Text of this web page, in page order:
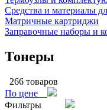
Средства и материалы
Матричные картриджи
Заправочные наборы и
Тонеры
266 товаров
По цене
Фильтры